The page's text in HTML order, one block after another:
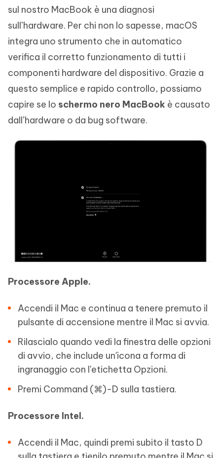
sul nostro MacBook è una diagnosi
sull’hardware. Per chi non lo sapesse, macOS
integra uno strumento che in automatico
verifica il corretto funzionamento di tutti i
componenti hardware del dispositivo. Grazie a
questo semplice e rapido controllo, possiamo
capire se lo schermo nero MacBook è causato
dall’hardware o da bug software.
Processore Apple.
Accendi il Mac e continua a tenere premuto il
pulsante di accensione mentre il Mac si avvia.
Rilascialo quando vedi la finestra delle opzioni
di avvio, che include un'icona a forma di
ingranaggio con l'etichetta Opzioni.
Premi Command (⌘)-D sulla tastiera.
Processore Intel.
Accendi il Mac, quindi premi subito il tasto D